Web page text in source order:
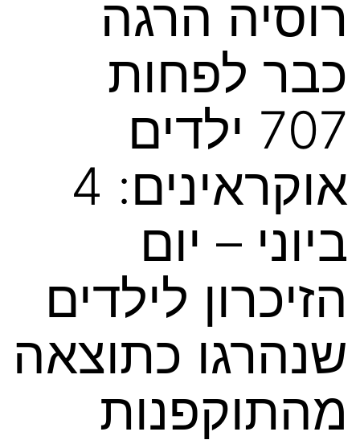
רוסיה הרגה
כבר לפחות
707 ילדים
אוקראינים: 4
ביוני – יום
הזיכרון לילדים
שנהרגו כתוצאה
מהתוקפנות